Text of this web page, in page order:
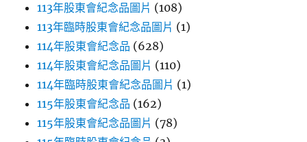
113年股東會紀念品圖片 (108)
113年臨時股東會紀念品圖片 (1)
114年股東會紀念品 (628)
114年股東會紀念品圖片 (110)
114年臨時股東會紀念品圖片 (1)
115年股東會紀念品 (162)
115年股東會紀念品圖片 (78)